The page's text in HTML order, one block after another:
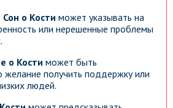
Сон о Кости может указывать на
или нерешенные проблемы
о Кости может быть
желание получить поддержку или
людей.